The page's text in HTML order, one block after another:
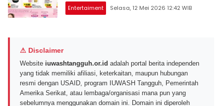
Entertaiment Selasa, 12 Mei 2026 12:42 WIB
⚠ Disclaimer
Website iuwashtangguh.or.id adalah portal berita independen
yang tidak memiliki afiliasi, keterkaitan, maupun hubungan
resmi dengan USAID, program IUWASH Tangguh, Pemerintah
Amerika Serikat, atau lembaga/organisasi mana pun yang
sebelumnya menggunakan domain ini. Domain ini diperoleh